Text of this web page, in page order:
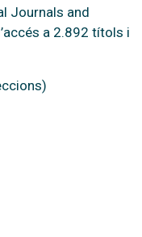
Journals and
a 2.892 títols i